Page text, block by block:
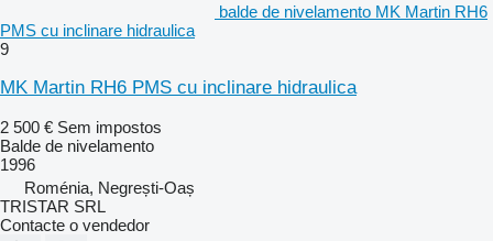
balde de nivelamento MK Martin RH6
PMS cu inclinare hidraulica
9
MK Martin RH6 PMS cu inclinare hidraulica
2 500 € Sem impostos
Balde de nivelamento
1996
Roménia, Negrești-Oaș
TRISTAR SRL
Contacte o vendedor